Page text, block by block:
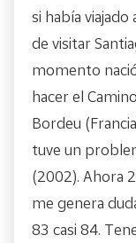
si había viajado
de visitar
momento
hacer el
Bordeu
tuve un
(2002). Ahora
me genera
83 casi 84.